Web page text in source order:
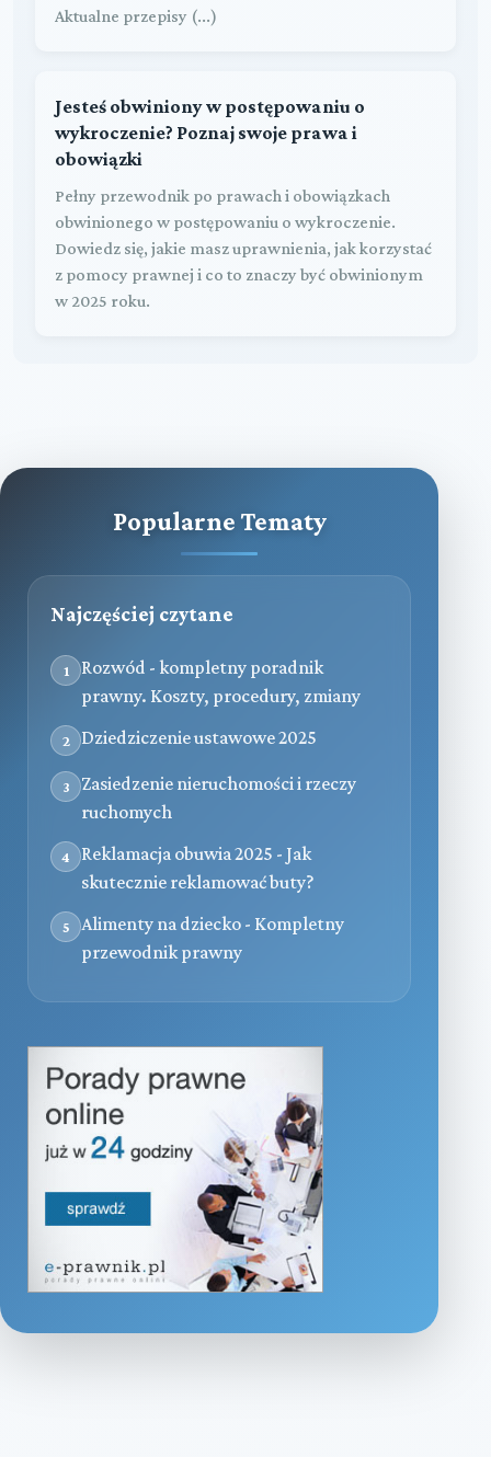
Aktualne przepisy (...)
Jesteś obwiniony w postępowaniu o
wykroczenie? Poznaj swoje prawa i
obowiązki
Pełny przewodnik po prawach i obowiązkach
obwinionego w postępowaniu o wykroczenie.
Dowiedz się, jakie masz uprawnienia, jak korzystać
z pomocy prawnej i co to znaczy być obwinionym
w 2025 roku.
Popularne Tematy
Najczęściej czytane
1
Rozwód - kompletny poradnik
prawny. Koszty, procedury, zmiany
2 Dziedziczenie ustawowe 2025
3
Zasiedzenie nieruchomości i rzeczy
ruchomych
4
Reklamacja obuwia 2025 - Jak
skutecznie reklamować buty?
5
Alimenty na dziecko - Kompletny
przewodnik prawny